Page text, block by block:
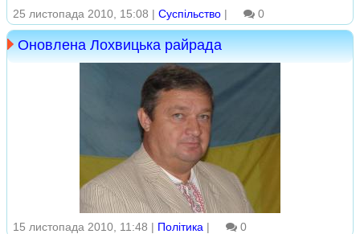
25 листопада 2010, 15:08 | Суспільство | 0
Оновлена Лохвицька райрада
15 листопада 2010, 11:48 | Політика | 0